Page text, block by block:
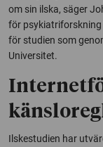
om sin ilska, säger
för
för studien som
Universitet.
Ilskestudien har